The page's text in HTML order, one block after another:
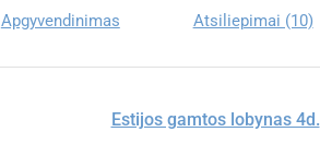
Apgyvendinimas Atsiliepimai (10)
Estijos gamtos lobynas 4d.